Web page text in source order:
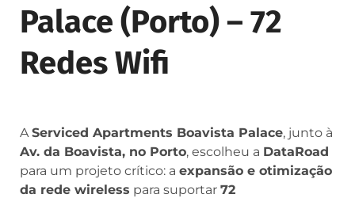
Palace (Porto) – 72
Redes Wifi
A Serviced Apartments Boavista Palace, junto à
Av. da Boavista, no Porto, escolheu a DataRoad
para um projeto crítico: a expansão e otimização
da rede wireless para suportar 72